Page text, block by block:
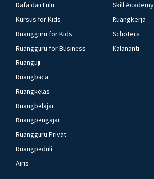
Dafa dan Lulu
Kursus for Kids
Ruangguru for Kids
Ruangguru for Business
Ruanguji
Ruangbaca
Ruangkelas
Ruangbelajar
Ruangpengajar
Ruangguru Privat
Ruangpeduli
Airis
Skill Academy
Ruangkerja
Schoters
Kalananti